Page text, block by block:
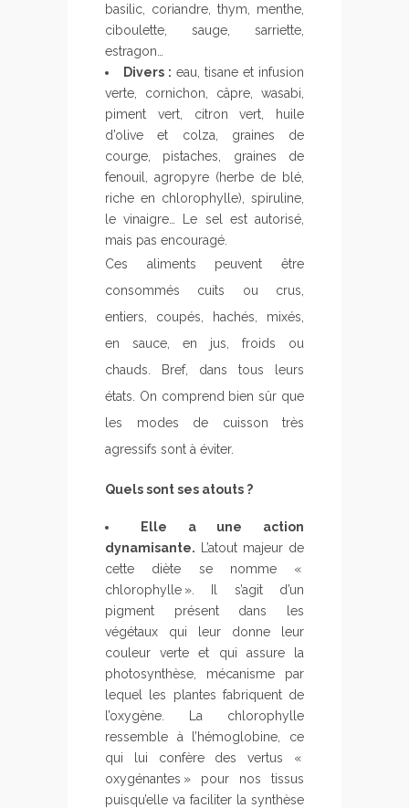
basilic, coriandre, thym, menthe,
ciboulette, sauge, sarriette,
estragon…
Divers : eau, tisane et infusion
verte, cornichon, câpre, wasabi,
piment vert, citron vert, huile
d’olive et colza, graines de
courge, pistaches, graines de
fenouil, agropyre (herbe de blé,
riche en chlorophylle), spiruline,
le vinaigre… Le sel est autorisé,
mais pas encouragé.
Ces aliments peuvent être
consommés cuits ou crus,
entiers, coupés, hachés, mixés,
en sauce, en jus, froids ou
chauds. Bref, dans tous leurs
états. On comprend bien sûr que
les modes de cuisson très
agressifs sont à éviter.
Quels sont ses atouts ?
Elle a une action
dynamisante. L’atout majeur de
cette diète se nomme «
chlorophylle ». Il s’agit d’un
pigment présent dans les
végétaux qui leur donne leur
couleur verte et qui assure la
photosynthèse, mécanisme par
lequel les plantes fabriquent de
l’oxygène. La chlorophylle
ressemble à l’hémoglobine, ce
qui lui confère des vertus «
oxygénantes » pour nos tissus
puisqu’elle va faciliter la synthèse